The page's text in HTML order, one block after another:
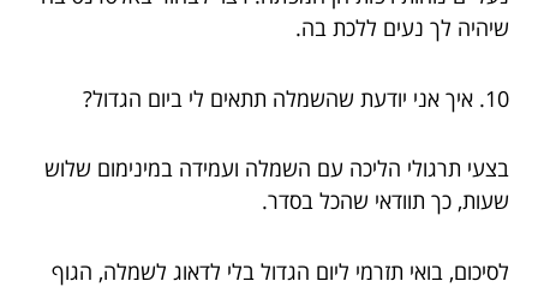
שיהיה לך נעים ללכת בה.
10. איך אני יודעת שהשמלה תתאים לי ביום הגדול?
בצעי תרגולי הליכה עם השמלה ועמידה במינימום שלוש
שעות, כך תוודאי שהכל בסדר.
לסיכום, בואי תזרמי ליום הגדול בלי לדאוג לשמלה, הגוף